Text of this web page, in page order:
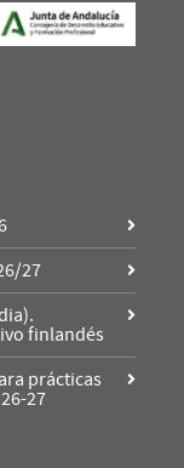
27
finlandés
prácticas
27